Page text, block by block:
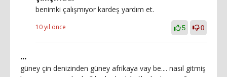
benimki çalışmıyor kardeş yardım et.
10 yıl önce 5 0
...
güney çin denizinden güney afrikaya vay be.... nasıl gitmiş